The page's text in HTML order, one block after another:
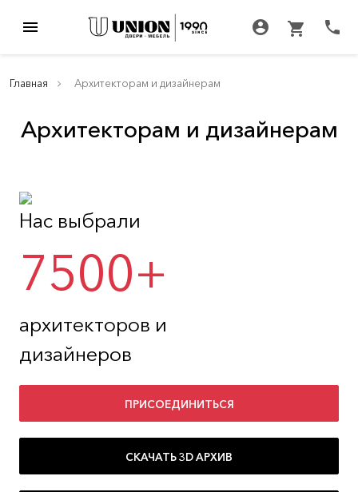
menu account_circle shopping_cart call
Главная Архитекторам и дизайнерам
Архитекторам и дизайнерам
Нас выбрали
7500+
архитекторов и
дизайнеров
ПРИСОЕДИНИТЬСЯ
СКАЧАТЬ 3D АРХИВ